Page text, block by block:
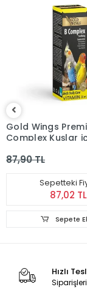
Gold Wings
Complex Kuşlar
Vitamin
87,90 TL
Sepetteki
87,02 TL
Sepete
Hızlı